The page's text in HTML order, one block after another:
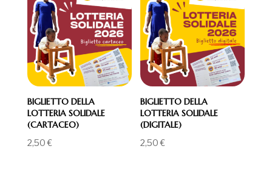
BIGLIETTO DELLA
LOTTERIA SOLIDALE
(CARTACEO)
2,50€
BIGLIETTO DELLA
LOTTERIA SOLIDALE
(DIGITALE)
2,50€